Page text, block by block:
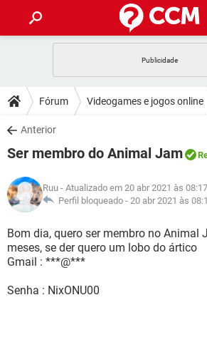
CELULAR
OUTLOOK
INSTAGRAM GMAIL
GUIA DE COMPRAS
DICAS
JOGOS
INSTAGRAM GMAIL
GUIA DE COMPRAS
DOWNLOADS
JOGOS
CELULAR
OUTLOOK EXCEL
INSTAGRAM GMAIL
GUIA DE COMPRAS
JOGOS
CELULAR
OUTLOOK EXCEL
INSTAGRAM
GUIA DE COMPRAS
GLOSSÁRIO
JOGOS
CELULAR
Fórum Videogames e jogos online
Anterior
Ser membro do Animal Jam
Ruu - Atualizado em 20 abr 2021 às 08:17
Perfil bloqueado - 20 abr 2021 às
Bom dia, quero ser membro no Animal
meses, se der quero um lobo do ártico
Gmail : ***@***
Senha : NixONU00